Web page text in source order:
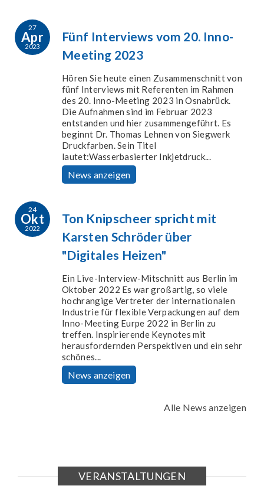
27
Apr
2023
Fünf Interviews vom 20. Inno-
Meeting 2023
Hören Sie heute einen Zusammenschnitt von
fünf Interviews mit Referenten im Rahmen
des 20. Inno-Meeting 2023 in Osnabrück.
Die Aufnahmen sind im Februar 2023
entstanden und hier zusammengeführt. Es
beginnt Dr. Thomas Lehnen von Siegwerk
Druckfarben. Sein Titel
lautet:Wasserbasierter Inkjetdruck...
News anzeigen
24
Okt
2022
Ton Knipscheer spricht mit
Karsten Schröder über
"Digitales Heizen"
Ein Live-Interview-Mitschnitt aus Berlin im
Oktober 2022 Es war großartig, so viele
hochrangige Vertreter der internationalen
Industrie für flexible Verpackungen auf dem
Inno-Meeting Eurpe 2022 in Berlin zu
treffen. Inspirierende Keynotes mit
herausfordernden Perspektiven und ein sehr
schönes...
News anzeigen
Alle News anzeigen
VERANSTALTUNGEN